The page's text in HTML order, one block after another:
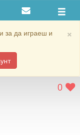
×
за да играеш и
0